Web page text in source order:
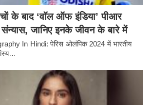
के बाद ‘वॉल ऑफ इंडिया’ पीआर
जानिए इनके जीवन के बारे में
In Hindi: पेरिस ओलंपिक 2024 में भारतीय